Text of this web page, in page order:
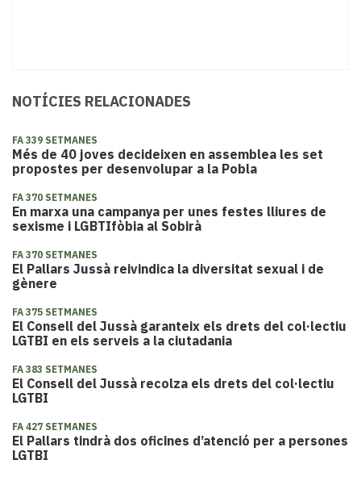
NOTÍCIES RELACIONADES
FA 339 SETMANES
Més de 40 joves decideixen en assemblea les set
propostes per desenvolupar a la Pobla
FA 370 SETMANES
En marxa una campanya per unes festes lliures de
sexisme i LGBTIfòbia al Sobirà
FA 370 SETMANES
El Pallars Jussà reivindica la diversitat sexual i de
gènere
FA 375 SETMANES
El Consell del Jussà garanteix els drets del col·lectiu
LGTBI en els serveis a la ciutadania
FA 383 SETMANES
El Consell del Jussà recolza els drets del col·lectiu
LGTBI
FA 427 SETMANES
El Pallars tindrà dos oficines d’atenció per a persones
LGTBI